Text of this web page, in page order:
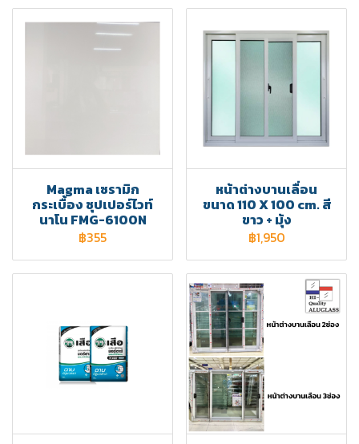
Magma เซรามิก
กระเบื้อง ซุปเปอร์ไวท์
นาโน FMG-6100N
฿355
หน้าต่างบานเลื่อน
ขนาด 110 X 100 cm. สี
ขาว + มุ้ง
฿1,950